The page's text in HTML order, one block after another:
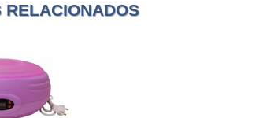
RELACIONADOS